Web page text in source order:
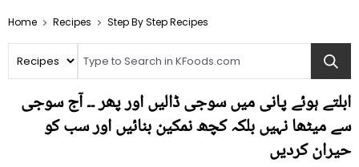
Home Recipes Step By Step Recipes
ابلتے ہوئے پانی میں سوجی ڈالیں اور پھر ۔۔ آج سوجی
سے میٹھا نہیں بلکہ کچھ نمکین بنائیں اور سب کو
حیران کردیں